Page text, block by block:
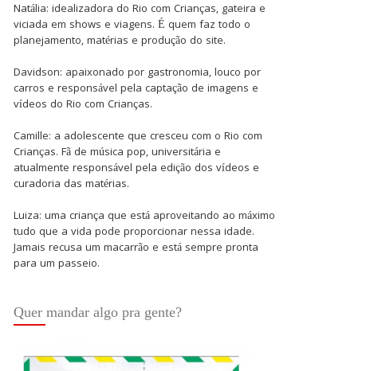
Natália: idealizadora do Rio com Crianças, gateira e
viciada em shows e viagens. É quem faz todo o
planejamento, matérias e produção do site.
Davidson: apaixonado por gastronomia, louco por
carros e responsável pela captação de imagens e
vídeos do Rio com Crianças.
Camille: a adolescente que cresceu com o Rio com
Crianças. Fã de música pop, universitária e
atualmente responsável pela edição dos vídeos e
curadoria das matérias.
Luiza: uma criança que está aproveitando ao máximo
tudo que a vida pode proporcionar nessa idade.
Jamais recusa um macarrão e está sempre pronta
para um passeio.
Quer mandar algo pra gente?